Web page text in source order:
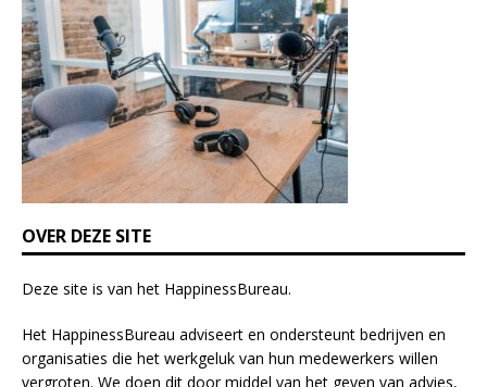
f
i
e
l
d
b
l
n
k
.
OVER DEZE SITE
Deze site is van het HappinessBureau.
Het HappinessBureau adviseert en ondersteunt bedrijven en
organisaties die het werkgeluk van hun medewerkers willen
vergroten. We doen dit door middel van het geven van advies,